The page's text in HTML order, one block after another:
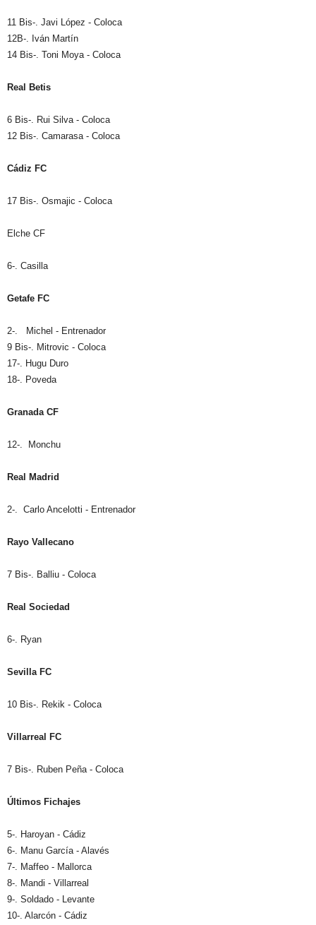
11 Bis-. Javi López - Coloca
12B-. Iván Martín
14 Bis-. Toni Moya - Coloca
Real Betis
6 Bis-. Rui Silva - Coloca
12 Bis-. Camarasa - Coloca
Cádiz FC
17 Bis-. Osmajic - Coloca
Elche CF
6-. Casilla
Getafe FC
2-. Michel - Entrenador
9 Bis-. Mitrovic - Coloca
17-. Hugu Duro
18-. Poveda
Granada CF
12-. Monchu
Real Madrid
2-. Carlo Ancelotti - Entrenador
Rayo Vallecano
7 Bis-. Balliu - Coloca
Real Sociedad
6-. Ryan
Sevilla FC
10 Bis-. Rekik - Coloca
Villarreal FC
7 Bis-. Ruben Peña - Coloca
Últimos Fichajes
5-. Haroyan - Cádiz
6-. Manu García - Alavés
7-. Maffeo - Mallorca
8-. Mandi - Villarreal
9-. Soldado - Levante
10-. Alarcón - Cádiz